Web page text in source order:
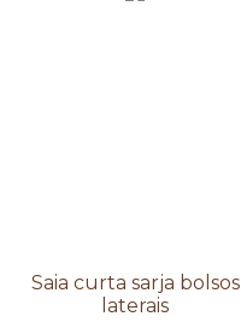
Saia curta sarja bolsos
laterais